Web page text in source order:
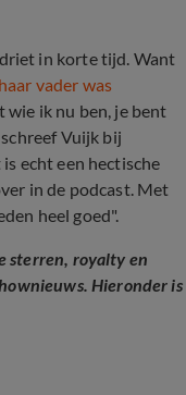
in korte tijd. Want
haar vader was
wie ik nu ben, je bent
Vuijk bij
echt een hectische
in de podcast. Met
heel goed".
sterren, royalty en
Hieronder is